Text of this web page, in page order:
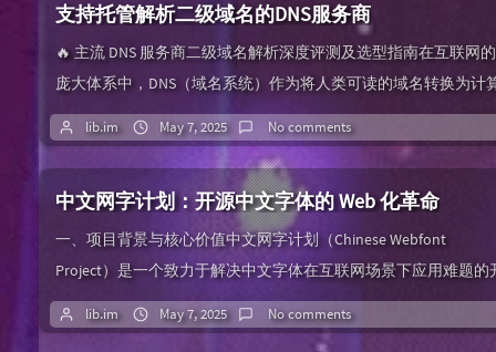
据库管理执行命令al...
支持托管解析二级域名的DNS服务商
🔥 主流 DNS 服务商二级域名解析深度评测及选型指南在互联网的
庞大体系中，DNS（域名系统）作为将人类可读的域名转换为计
机能识别的 IP 地址的关键服务，其重要性不言而喻。对于需要精
细化管理域名的用户而言，支持二级域名解析的 DNS 服务商尤
键。本文将深度评测多家主流服务商，为您提供全面的选型参考
一、核心功能深度剖析1. 二级域名技术精解二级域名（SLD，
Second - Leve...
lib.im May 7, 2025 No comments
中文网字计划：开源中文字体的 Web 化革命
一、项目背景与核心价值中文网字计划（Chinese Webfont
Project）是一个致力于解决中文字体在互联网场景下应用难题的
源项目。传统中文字体因字符集庞大（常用字超2万）、文件体积
大（单字体包可达数十MB）等问题，难以像英文字体一样便捷地
lib.im May 7, 2025 No comments